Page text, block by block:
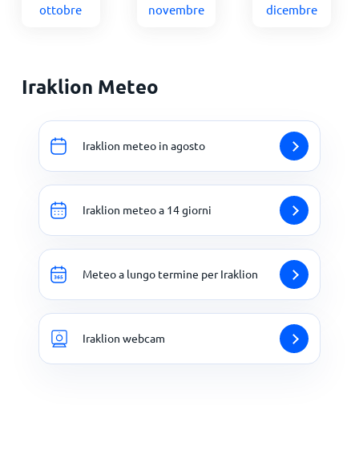
ottobre novembre dicembre
Iraklion Meteo
Iraklion meteo in agosto
Iraklion meteo a 14 giorni
Meteo a lungo termine per Iraklion
Iraklion webcam